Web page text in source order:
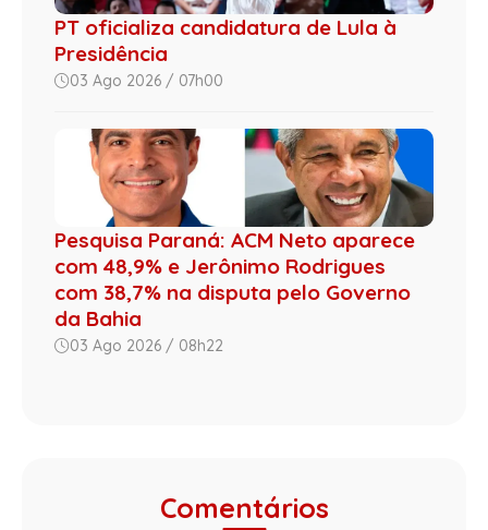
PT oficializa candidatura de Lula à
Presidência
03 Ago 2026 / 07h00
Pesquisa Paraná: ACM Neto aparece
com 48,9% e Jerônimo Rodrigues
com 38,7% na disputa pelo Governo
da Bahia
03 Ago 2026 / 08h22
Comentários